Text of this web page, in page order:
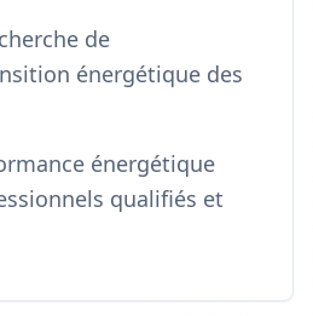
de
énergétique des
énergétique
qualifiés et